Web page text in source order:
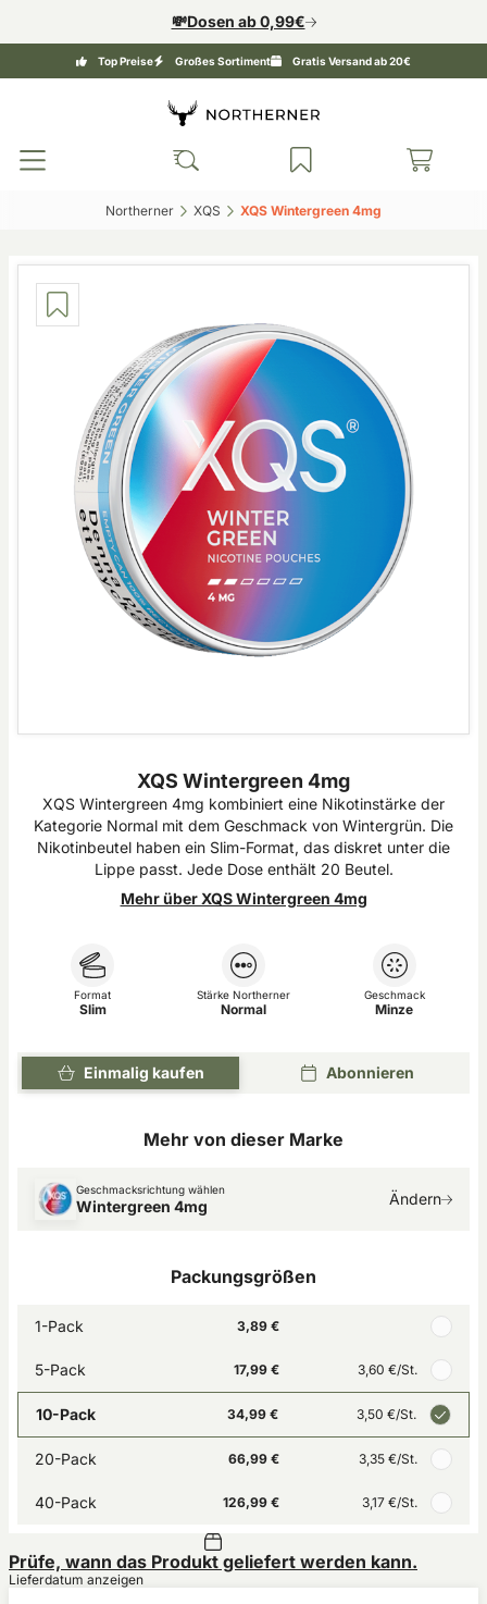
💸Dosen ab 0,99€
Top Preise Großes Sortiment Gratis Versand ab 20€
Northerner‎ XQS‎ XQS Wintergreen 4mg‎
XQS Wintergreen 4mg
XQS Wintergreen 4mg kombiniert eine Nikotinstärke der
Kategorie Normal mit dem Geschmack von Wintergrün. Die
Nikotinbeutel haben ein Slim-Format, das diskret unter die
Lippe passt. Jede Dose enthält 20 Beutel.
Mehr über XQS Wintergreen 4mg
Einmalig kaufen Abonnieren
Format
Slim
Stärke Northerner
Normal
Geschmack
Minze
Mehr von dieser Marke
Geschmacksrichtung wählen
Wintergreen 4mg Ändern
Packungsgrößen
1-Pack 3,89 €
5-Pack 17,99 € 3,60 €/St.
10-Pack 34,99 € 3,50 €/St.
20-Pack 66,99 € 3,35 €/St.
40-Pack 126,99 € 3,17 €/St.
Prüfe, wann das Produkt geliefert werden kann.
Lieferdatum anzeigen